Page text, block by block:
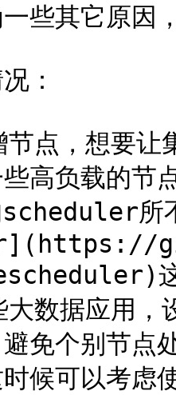
些其它原因
：
点，想要让
高负载的节
所
这
数据应用，
免个别节点
时候可以考